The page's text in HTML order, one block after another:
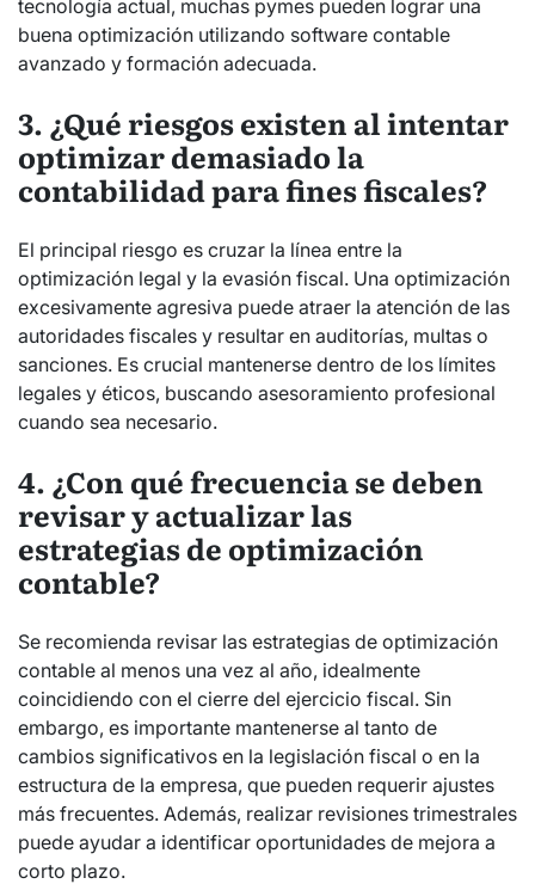
tecnología actual, muchas pymes pueden lograr una
buena optimización utilizando software contable
avanzado y formación adecuada.
3. ¿Qué riesgos existen al intentar
optimizar demasiado la
contabilidad para fines fiscales?
El principal riesgo es cruzar la línea entre la
optimización legal y la evasión fiscal. Una optimización
excesivamente agresiva puede atraer la atención de las
autoridades fiscales y resultar en auditorías, multas o
sanciones. Es crucial mantenerse dentro de los límites
legales y éticos, buscando asesoramiento profesional
cuando sea necesario.
4. ¿Con qué frecuencia se deben
revisar y actualizar las
estrategias de optimización
contable?
Se recomienda revisar las estrategias de optimización
contable al menos una vez al año, idealmente
coincidiendo con el cierre del ejercicio fiscal. Sin
embargo, es importante mantenerse al tanto de
cambios significativos en la legislación fiscal o en la
estructura de la empresa, que pueden requerir ajustes
más frecuentes. Además, realizar revisiones trimestrales
puede ayudar a identificar oportunidades de mejora a
corto plazo.